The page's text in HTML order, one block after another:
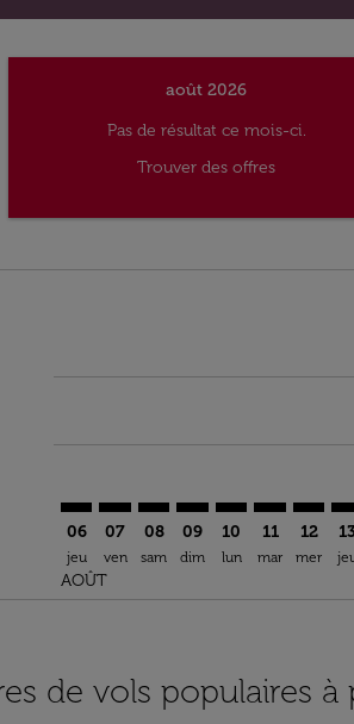
août 2026
Pas de résultat ce mois-ci.
Trouver des offres
06
jeu
AOÛT
07
ven
08
sam
09
dim
10
lun
11
mar
12
mer
de vols populaires